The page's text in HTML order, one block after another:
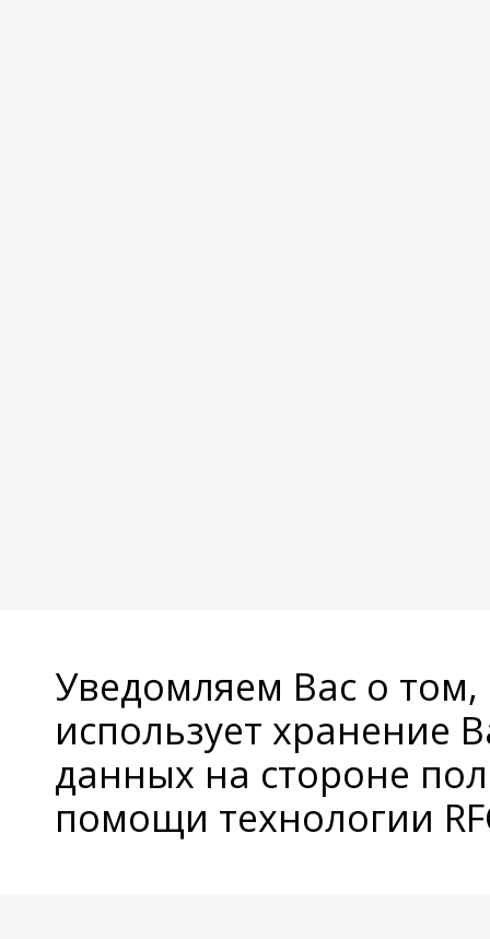
Уведомляем Вас о
использует хранение
данных на стороне
помощи технологии